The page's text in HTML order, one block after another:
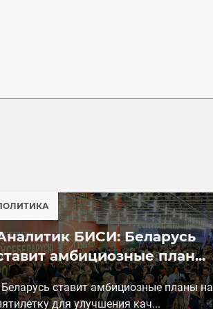
БИСИ: Беларусь
амбициозные план...
ставит амбициозные планы на
для улучшения кач...